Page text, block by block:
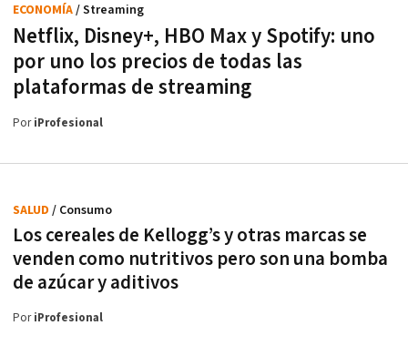
Netflix, Disney+, HBO Max y Spotify: uno
por uno los precios de todas las
plataformas de streaming
ECONOMÍA/ Streaming
PoriProfesional
Los cereales de Kellogg’s y otras marcas se
venden como nutritivos pero son una bomba
de azúcar y aditivos
SALUD / Consumo
PoriProfesional